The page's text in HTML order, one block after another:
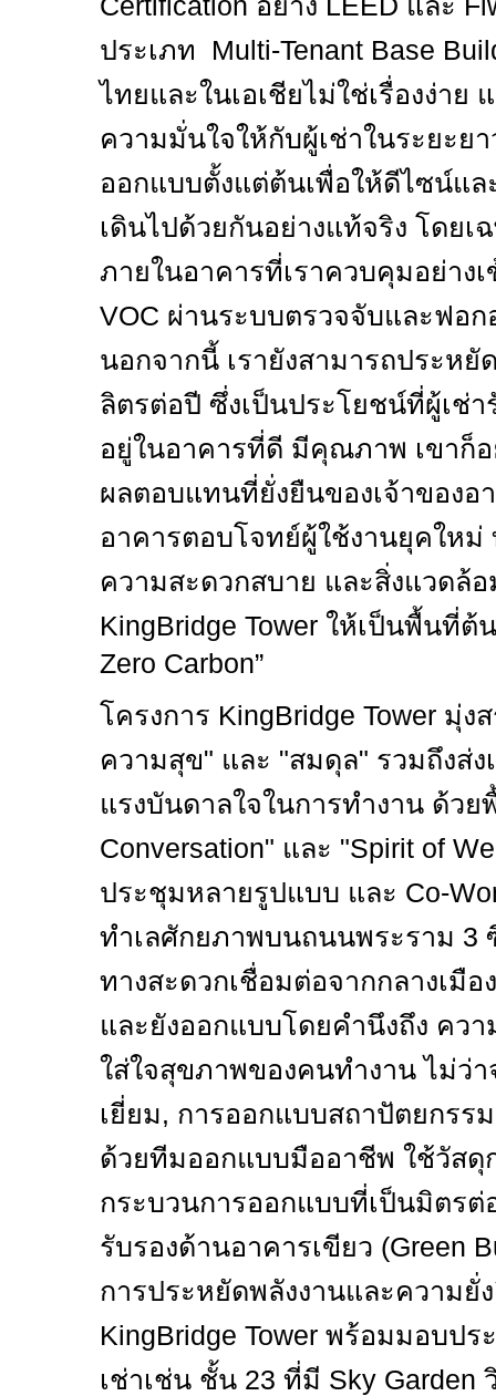
ประเภท Multi-Tenant Base
ไทยและในเอเชียไม่ใช่เรื่องง่าย
ความมั่นใจให้กับผู้เช่าในระยะย
ออกแบบตั้งแต่ต้นเพื่อให้ดีไซน์แ
เดินไปด้วยกันอย่างแท้จริง โดย
ภายในอาคารที่เราควบคุมอย่าง
VOC ผ่านระบบตรวจจับและฟอ
นอกจากนี้ เรายังสามารถประหยั
ลิตรต่อปี ซึ่งเป็นประโยชน์ที่ผู้เช่า
อยู่ในอาคารที่ดี มีคุณภาพ เขาก็
ผลตอบแทนที่ยั่งยืนของเจ้าของอ
อาคารตอบโจทย์ผู้ใช้งานยุคให
ความสะดวกสบาย และสิ่งแวดล้
KingBridge Tower ให้เป็นพื้นที่ต้
Zero Carbon”
โครงการ KingBridge Tower มุ่ง
ความสุข" และ "สมดุล" รวมถึงส่ง
แรงบันดาลใจในการทำงาน ด้วย
Conversation" และ "Spirit of
ประชุมหลายรูปแบบ และ Co-
ทำเลศักยภาพบนถนนพระราม 3
ทางสะดวกเชื่อมต่อจากกลางเมื
และยังออกแบบโดยคำนึงถึง คว
ใส่ใจสุขภาพของคนทำงาน ไม่ว่
เยี่ยม, การออกแบบสถาปัตยกรร
ด้วยทีมออกแบบมืออาชีพ ใช้วัสดุ
กระบวนการออกแบบที่เป็นมิตรต่
รับรองด้านอาคารเขียว (Green
การประหยัดพลังงานและความยั่
KingBridge Tower พร้อมมอบปร
เช่าเช่น ชั้น 23 ที่มี Sky Garden